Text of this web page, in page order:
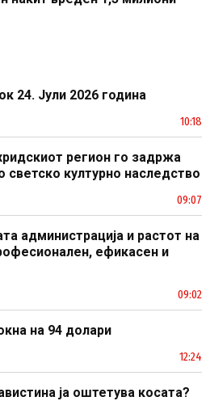
24. Јули 2026 година
10:18
регион го задржа
светско културно наследство
09:07
администрација и растот на
ефикасен и
09:02
на 94 долари
12:24
ја оштетува косата?